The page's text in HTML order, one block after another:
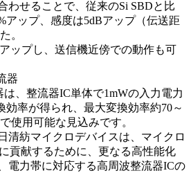
わせることで、従来のSi SBDと比
アップ、感度は5dBアップ（伝送距
。
ップし、送信機近傍での動作も可
器
は、整流器IC単体で1mWの入力電力
効率が得られ、最大変換効率約70～
使用可能な見込みです。
清紡マイクロデバイスは、マイクロ
貢献するために、更なる高性能化
電力帯に対応する高周波整流器ICの